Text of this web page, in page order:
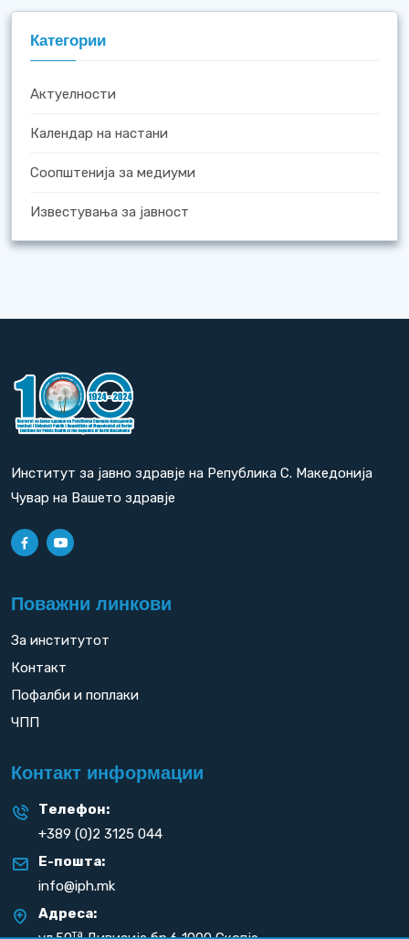
Категории
Актуелности
Календар на настани
Соопштенија за медиуми
Известувања за јавност
Институт за јавно здравје на Република С. Македонија
Чувар на Вашето здравје
Поважни линкови
За институтот
Контакт
Пофалби и поплаки
ЧПП
Контакт информации
Телефон:
+389 (0)2 3125 044
Е-пошта:
info@iph.mk
Адреса:
та